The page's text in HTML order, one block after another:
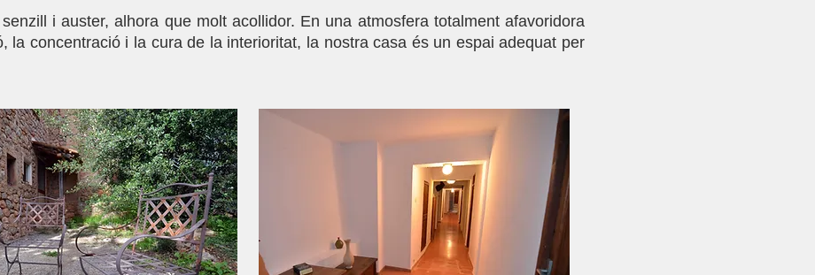
i auster, alhora que molt acollidor. En una atmosfera totalment afavoridora
la concentració i la cura de la interioritat, la nostra casa és un espai adequat per